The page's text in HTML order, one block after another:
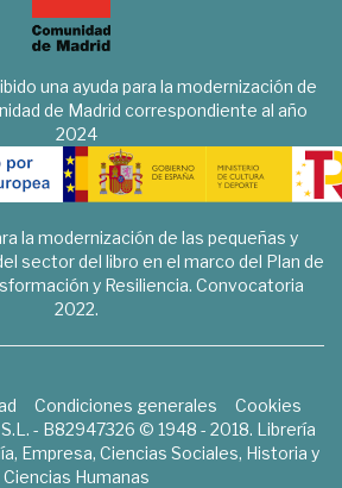
una ayuda para la modernización de
de Madrid correspondiente al año
2024
la modernización de las pequeñas y
sector del libro en el marco del Plan de
y Resiliencia. Convocatoria
2022.
Condiciones generales
Cookies
- B82947326 © 1948 - 2018. Librería
Empresa, Ciencias Sociales, Historia y
Ciencias Humanas